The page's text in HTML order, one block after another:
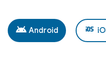
android Android ios